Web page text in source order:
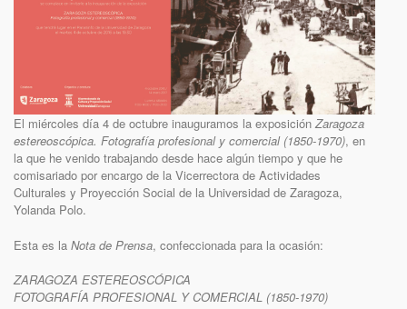
El miércoles día 4 de octubre inauguramos la exposiciónZaragoza
estereoscópica. Fotografía profesional y comercial (1850-1970), en
la que he venido trabajando desde hace algún tiempo y que he
comisariado por encargo de la Vicerrectora de Actividades
Culturales y Proyección Social de la Universidad de Zaragoza,
Yolanda Polo.
Esta es la Nota de Prensa, confeccionada para la ocasión:
ZARAGOZA ESTEREOSCÓPICA
FOTOGRAFÍA PROFESIONAL Y COMERCIAL (1850-1970)